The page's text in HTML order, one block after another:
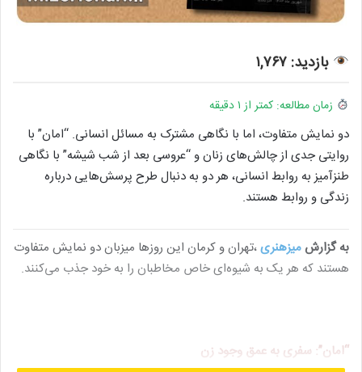
بازدید: ۱,۷۶۷
زمان مطالعه: کمتر از ۱ دقیقه
دو نمایش متفاوت، اما با نگاهی مشترک به مسائل انسانی. “امان” با
روایتی جدی از چالش‌های زنان و “عروسی بعد از شب شیشه” با نگاهی
طنزآمیز به روابط انسانی، هر دو به دنبال طرح پرسش‌هایی درباره
زندگی و روابط هستند.
به گزارش میزهنری،تهران و کرمان این روزها میزبان دو نمایش متفاوت
هستند که هر یک به شیوه‌ای خاص مخاطبان را به خود جذب می‌کنند.
“امان”: سفری به عمق وجود زن